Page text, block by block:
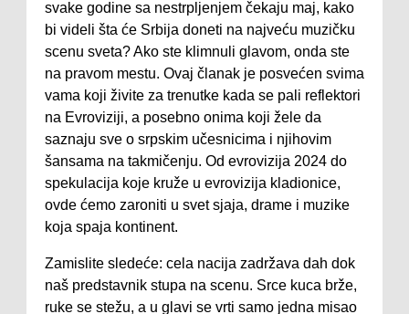
svake godine sa nestrpljenjem čekaju maj, kako
bi videli šta će Srbija doneti na najveću muzičku
scenu sveta? Ako ste klimnuli glavom, onda ste
na pravom mestu. Ovaj članak je posvećen svima
vama koji živite za trenutke kada se pali reflektori
na Evroviziji, a posebno onima koji žele da
saznaju sve o srpskim učesnicima i njihovim
šansama na takmičenju. Od evrovizija 2024 do
spekulacija koje kruže u evrovizija kladionice,
ovde ćemo zaroniti u svet sjaja, drame i muzike
koja spaja kontinent.
Zamislite sledeće: cela nacija zadržava dah dok
naš predstavnik stupa na scenu. Srce kuca brže,
ruke se stežu, a u glavi se vrti samo jedna misao